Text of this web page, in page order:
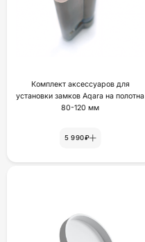
Комплект аксессуаров для
установки замков Aqara на полотна
80-120 мм
5 990₽